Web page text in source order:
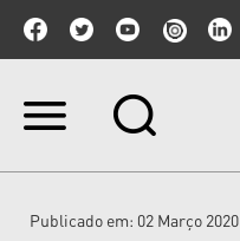
Ir
IrPublicado em: 02 Março 2020